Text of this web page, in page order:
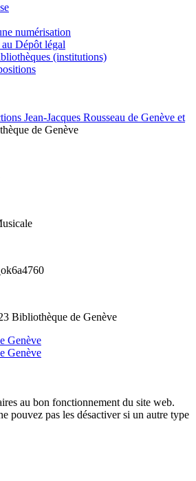
numérisation
Dépôt légal
(institutions)
Bibliothèque de Genève
au bon fonctionnement du site web.
pouvez pas les désactiver si un autre type